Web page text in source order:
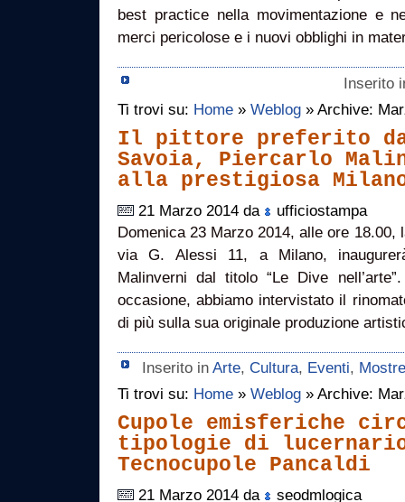
best practice nella movimentazione e
merci pericolose e i nuovi obblighi in
Inserito
Ti trovi su: Home » Weblog » Archive:
Il pittore preferito
Savoia, Piercarlo
alla prestigiosa
21 Marzo 2014 da
ufficiostampa
Domenica 23 Marzo 2014, alle ore
via G. Alessi 11, a Milano,
Malinverni dal titolo “Le Dive
occasione, abbiamo intervistato il
di più sulla sua originale produzione
Inserito in Arte, Cultura, Eventi, Mostre
Ti trovi su: Home » Weblog » Archive:
Cupole emisferiche
tipologie di
Tecnocupole Pancaldi
21 Marzo 2014 da
seodmlogica